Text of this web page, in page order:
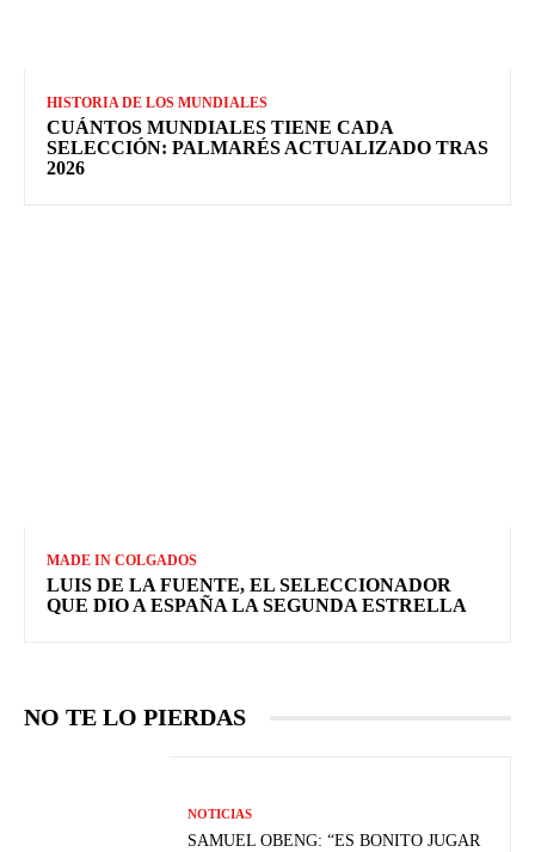
HISTORIA DE LOS MUNDIALES
CUÁNTOS MUNDIALES TIENE CADA
SELECCIÓN: PALMARÉS ACTUALIZADO TRAS
2026
MADE IN COLGADOS
LUIS DE LA FUENTE, EL SELECCIONADOR
QUE DIO A ESPAÑA LA SEGUNDA ESTRELLA
NO TE LO PIERDAS
NOTICIAS
SAMUEL OBENG: “ES BONITO JUGAR